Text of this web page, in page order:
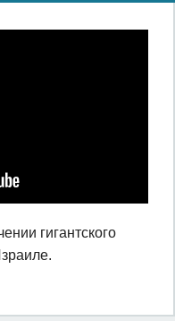
гигантского